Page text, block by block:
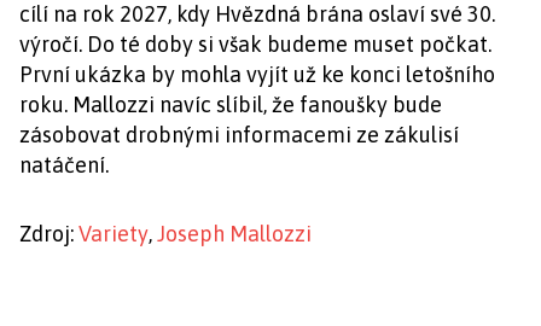
cílí na rok 2027, kdy Hvězdná brána oslaví své 30.
výročí. Do té doby si však budeme muset počkat.
První ukázka by mohla vyjít už ke konci letošního
roku. Mallozzi navíc slíbil, že fanoušky bude
zásobovat drobnými informacemi ze zákulisí
natáčení.
Zdroj:Variety,Joseph Mallozzi